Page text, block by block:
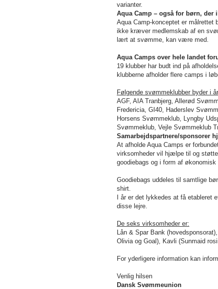
varianter.
AquaCamp – også for børn, der
Aqua Camp-konceptet er
ikke kræver medlemskab af en
lært at svømme, kan være med.
AquaCamps over hele landet
19 klubber har budt ind på
klubberne afholder flere camps i
Følgende svømmeklubber byder i
AGF, AIA Tranbjerg, Allerød
Fredericia, GI40, Haderslev
Horsens Svømmeklub, Lyngby
Svømmeklub, Vejle Svømmeklub
Samarbejdspartnere/sponsorer
At afholde Aqua Camps er
virksomheder vil hjælpe til og
goodiebags og i form af
Goodiebags uddeles til samtlige
shirt.
I år er det lykkedes at få etableret
disse lejre.
De seks virksomheder er:
Lån & Spar Bank
Olivia og Goal), Kavli (Sunmaid
For yderligere information kan
Venlig hilsen
Dansk Svømmeunion